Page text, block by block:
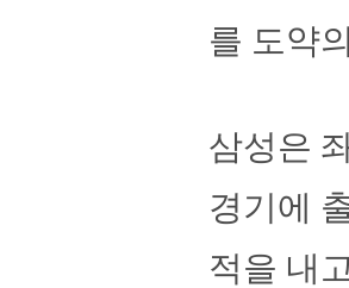
를 도약
삼성은
경기에
적을 내